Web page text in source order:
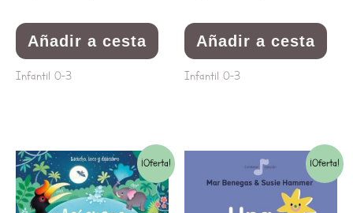
Añadir a cesta
Infantil 0-3
Añadir a cesta
Infantil 0-3
¡Oferta!
El
precio
El
precio
¡Oferta!
El
precioprecio